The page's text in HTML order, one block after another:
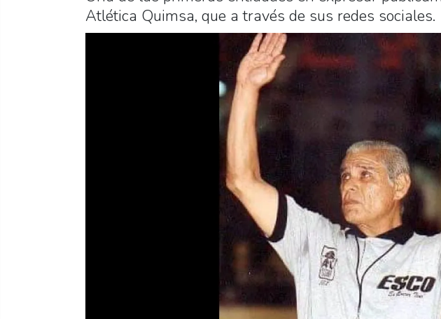
Atlética Quimsa, que a través de sus redes sociales.